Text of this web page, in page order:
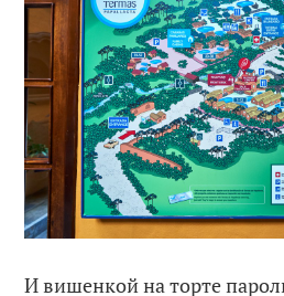
И вишенкой на торте